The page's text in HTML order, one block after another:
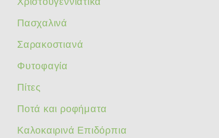
Πασχαλινά
Σαρακοστιανά
Φυτοφαγία
Πίτες
Ποτά και ροφήματα
Καλοκαιρινά Επιδόρπια